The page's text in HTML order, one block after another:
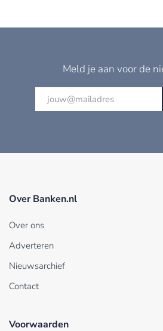
Meld je aan voor de
Over Banken.nl
Over ons
Adverteren
Nieuwsarchief
Contact
Voorwaarden